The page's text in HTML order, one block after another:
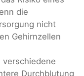
die
nicht
Gehirnzellen
Durchblutung